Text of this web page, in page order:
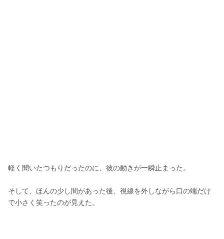
軽く聞いたつもりだったのに、彼の動きが一瞬止まった。
そして、ほんの少し間があった後、視線を外しながら口の端だけ
で小さく笑ったのが見えた。